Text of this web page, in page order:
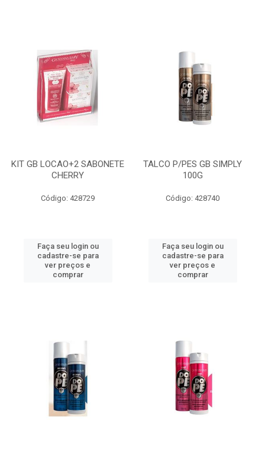
KIT GB LOCAO+2 SABONETE
CHERRY
Código: 428729
Faça seu login ou
cadastre-se para
ver preços e
comprar
TALCO P/PES GB SIMPLY
100G
Código: 428740
Faça seu login ou
cadastre-se para
ver preços e
comprar